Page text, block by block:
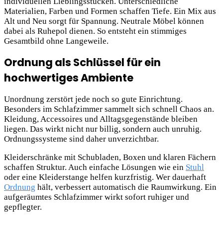
Materialien, Farben und Formen schaffen Tiefe. Ein Mix aus
Alt und Neu sorgt für Spannung. Neutrale Möbel können
dabei als Ruhepol dienen. So entsteht ein stimmiges
Gesamtbild ohne Langeweile.
Ordnung als Schlüssel für ein
hochwertiges Ambiente
Unordnung zerstört jede noch so gute Einrichtung.
Besonders im Schlafzimmer sammelt sich schnell Chaos an.
Kleidung, Accessoires und Alltagsgegenstände bleiben
liegen. Das wirkt nicht nur billig, sondern auch unruhig.
Ordnungssysteme sind daher unverzichtbar.
Kleiderschränke mit Schubladen, Boxen und klaren Fächern
schaffen Struktur. Auch einfache Lösungen wie ein Stuhl
oder eine Kleiderstange helfen kurzfristig. Wer dauerhaft
Ordnung hält, verbessert automatisch die Raumwirkung. Ein
aufgeräumtes Schlafzimmer wirkt sofort ruhiger und
gepflegter.